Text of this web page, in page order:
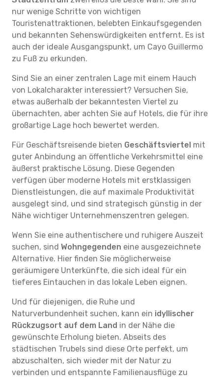
nur wenige Schritte von wichtigen
Touristenattraktionen, belebten Einkaufsgegenden
und bekannten Sehenswürdigkeiten entfernt. Es ist
auch der ideale Ausgangspunkt, um Cayo Guillermo
zu Fuß zu erkunden.
Sind Sie an einer zentralen Lage mit einem Hauch
von Lokalcharakter interessiert? Versuchen Sie,
etwas außerhalb der bekanntesten Viertel zu
übernachten, aber achten Sie auf Hotels, die für ihre
großartige Lage hoch bewertet werden.
Für Geschäftsreisende bieten Geschäftsviertel mit
guter Anbindung an öffentliche Verkehrsmittel eine
äußerst praktische Lösung. Diese Gegenden
verfügen über moderne Hotels mit erstklassigen
Dienstleistungen, die auf maximale Produktivität
ausgelegt sind, und sind strategisch günstig in der
Nähe wichtiger Unternehmenszentren gelegen.
Wenn Sie eine authentischere und ruhigere Auszeit
suchen, sind Wohngegenden eine ausgezeichnete
Alternative. Hier finden Sie möglicherweise
geräumigere Unterkünfte, die sich ideal für ein
tieferes Eintauchen in das lokale Leben eignen.
Und für diejenigen, die Ruhe und
Naturverbundenheit suchen, kann ein idyllischer
Rückzugsort auf dem Land in der Nähe die
gewünschte Erholung bieten. Abseits des
städtischen Trubels sind diese Orte perfekt, um
abzuschalten, sich wieder mit der Natur zu
verbinden und entspannte Familienausflüge zu